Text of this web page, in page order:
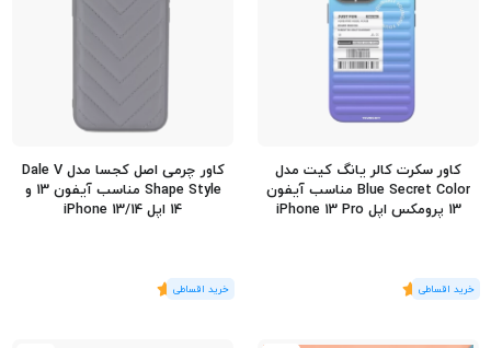
کاور سکرت کالر یانگ کیت مدل
Blue Secret Color مناسب آیفون
13 پرومکس اپل iPhone 13 Pro
(1رای)
5
کاور چرمی اصل کجسا مدل Dale V
Shape Style مناسب آیفون 13 و
14 اپل iPhone 13/14
(1رای)
5